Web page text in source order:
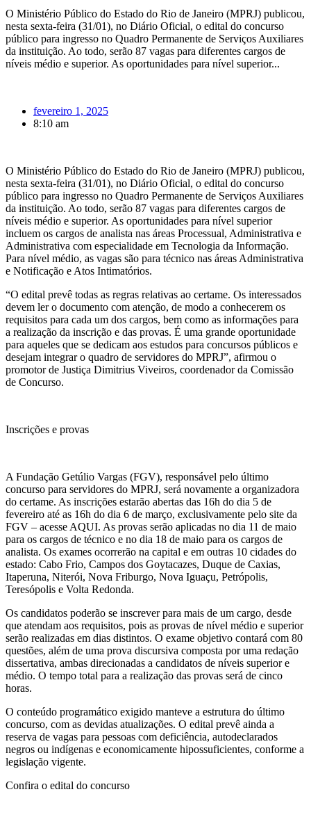
O Ministério Público do Estado do Rio de Janeiro (MPRJ) publicou,
nesta sexta-feira (31/01), no Diário Oficial, o edital do concurso
público para ingresso no Quadro Permanente de Serviços Auxiliares
da instituição. Ao todo, serão 87 vagas para diferentes cargos de
níveis médio e superior. As oportunidades para nível superior...
fevereiro 1, 2025
8:10 am
O Ministério Público do Estado do Rio de Janeiro (MPRJ) publicou,
nesta sexta-feira (31/01), no Diário Oficial, o edital do concurso
público para ingresso no Quadro Permanente de Serviços Auxiliares
da instituição. Ao todo, serão 87 vagas para diferentes cargos de
níveis médio e superior. As oportunidades para nível superior
incluem os cargos de analista nas áreas Processual, Administrativa e
Administrativa com especialidade em Tecnologia da Informação.
Para nível médio, as vagas são para técnico nas áreas Administrativa
e Notificação e Atos Intimatórios.
“O edital prevê todas as regras relativas ao certame. Os interessados
devem ler o documento com atenção, de modo a conhecerem os
requisitos para cada um dos cargos, bem como as informações para
a realização da inscrição e das provas. É uma grande oportunidade
para aqueles que se dedicam aos estudos para concursos públicos e
desejam integrar o quadro de servidores do MPRJ”, afirmou o
promotor de Justiça Dimitrius Viveiros, coordenador da Comissão
de Concurso.
Inscrições e provas
A Fundação Getúlio Vargas (FGV), responsável pelo último
concurso para servidores do MPRJ, será novamente a organizadora
do certame. As inscrições estarão abertas das 16h do dia 5 de
fevereiro até as 16h do dia 6 de março, exclusivamente pelo site da
FGV – acesse AQUI. As provas serão aplicadas no dia 11 de maio
para os cargos de técnico e no dia 18 de maio para os cargos de
analista. Os exames ocorrerão na capital e em outras 10 cidades do
estado: Cabo Frio, Campos dos Goytacazes, Duque de Caxias,
Itaperuna, Niterói, Nova Friburgo, Nova Iguaçu, Petrópolis,
Teresópolis e Volta Redonda.
Os candidatos poderão se inscrever para mais de um cargo, desde
que atendam aos requisitos, pois as provas de nível médio e superior
serão realizadas em dias distintos. O exame objetivo contará com 80
questões, além de uma prova discursiva composta por uma redação
dissertativa, ambas direcionadas a candidatos de níveis superior e
médio. O tempo total para a realização das provas será de cinco
horas.
O conteúdo programático exigido manteve a estrutura do último
concurso, com as devidas atualizações. O edital prevê ainda a
reserva de vagas para pessoas com deficiência, autodeclarados
negros ou indígenas e economicamente hipossuficientes, conforme a
legislação vigente.
Confira o edital do concurso